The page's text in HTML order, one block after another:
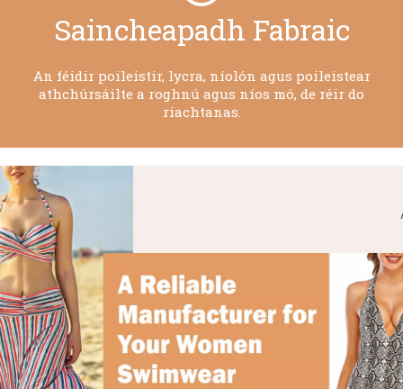
Saincheapadh Fabraic
An féidir poileistir, lycra, níolón agus poileistear
athchúrsáilte a roghnú agus níos mó, de réir do
riachtanas.